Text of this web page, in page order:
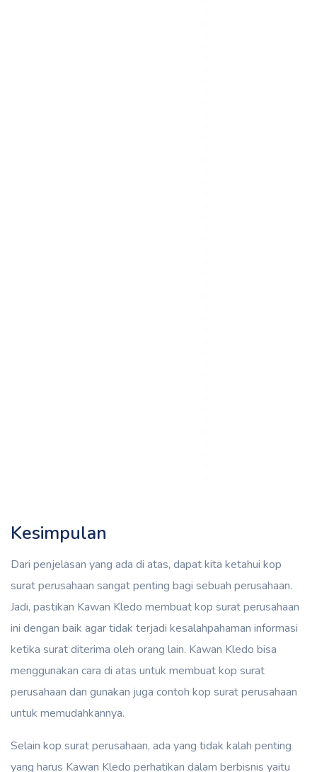
Kesimpulan
Dari penjelasan yang ada di atas, dapat kita ketahui kop
surat perusahaan sangat penting bagi sebuah perusahaan.
Jadi, pastikan Kawan Kledo membuat kop surat perusahaan
ini dengan baik agar tidak terjadi kesalahpahaman informasi
ketika surat diterima oleh orang lain. Kawan Kledo bisa
menggunakan cara di atas untuk membuat kop surat
perusahaan dan gunakan juga contoh kop surat perusahaan
untuk memudahkannya.
Selain kop surat perusahaan, ada yang tidak kalah penting
yang harus Kawan Kledo perhatikan dalam berbisnis yaitu